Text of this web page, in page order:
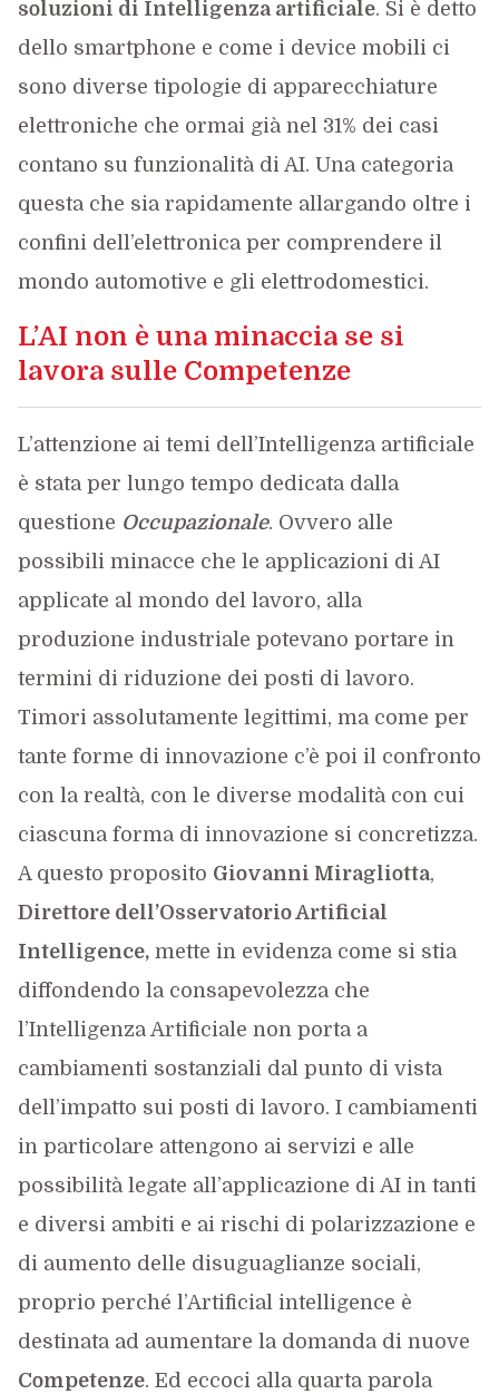
soluzioni di Intelligenza artificiale. Si è detto
dello smartphone e come i device mobili ci
sono diverse tipologie di apparecchiature
elettroniche che ormai già nel 31% dei casi
contano su funzionalità di AI. Una categoria
questa che sia rapidamente allargando oltre i
confini dell’elettronica per comprendere il
mondo automotive e gli elettrodomestici.
L’AI non è una minaccia se si
lavora sulle Competenze
L’attenzione ai temi dell’Intelligenza artificiale
è stata per lungo tempo dedicata dalla
questione Occupazionale. Ovvero alle
possibili minacce che le applicazioni di AI
applicate al mondo del lavoro, alla
produzione industriale potevano portare in
termini di riduzione dei posti di lavoro.
Timori assolutamente legittimi, ma come per
tante forme di innovazione c’è poi il confronto
con la realtà, con le diverse modalità con cui
ciascuna forma di innovazione si concretizza.
A questo proposito Giovanni Miragliotta,
Direttore dell’Osservatorio Artificial
Intelligence,mette in evidenza come si stia
diffondendo la consapevolezza che
l’Intelligenza Artificiale non porta a
cambiamenti sostanziali dal punto di vista
dell’impatto sui posti di lavoro. I cambiamenti
in particolare attengono ai servizi e alle
possibilità legate all’applicazione di AI in tanti
e diversi ambiti e ai rischi di polarizzazione e
di aumento delle disuguaglianze sociali,
proprio perché l’Artificial intelligence è
destinata ad aumentare la domanda di nuove
Competenze. Ed eccoci alla quarta parola